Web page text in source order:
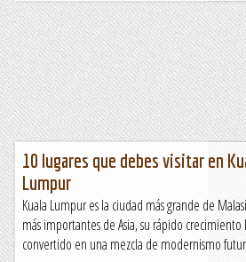
10 lugares que debes visitar en
Lumpur
Kuala Lumpur es la ciudad más grande de
más importantes de Asia, su rápido crecimiento
convertido en una mezcla de modernismo